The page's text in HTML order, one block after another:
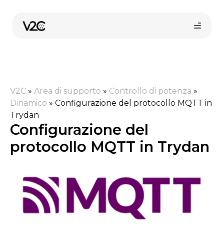
contenuto
Shop online
Trova il tuo installatore
V2C » Area di supporto » Controllo di potenza »
Dinamico » Configurazione del protocollo MQTT in
Trydan
Configurazione del
protocollo MQTT in Trydan